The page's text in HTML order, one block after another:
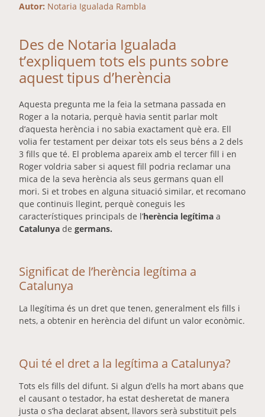
Autor: Notaria Igualada Rambla
Des de Notaria Igualada
t’expliquem tots els punts sobre
aquest tipus d’herència
Aquesta pregunta me la feia la setmana passada en
Roger a la notaria, perquè havia sentit parlar molt
d’aquesta herència i no sabia exactament què era. Ell
volia fer testament per deixar tots els seus béns a 2 dels
3 fills que té. El problema apareix amb el tercer fill i en
Roger voldria saber si aquest fill podria reclamar una
mica de la seva herència als seus germans quan ell
mori. Si et trobes en alguna situació similar, et recomano
que continuïs llegint, perquè coneguis les
característiques principals de l’herència legítima a
Catalunya de germans.
Significat de l’herència legítima a
Catalunya
La llegítima és un dret que tenen, generalment els fills i
nets, a obtenir en herència del difunt un valor econòmic.
Qui té el dret a la legítima a Catalunya?
Tots els fills del difunt. Si algun d’ells ha mort abans que
el causant o testador, ha estat desheretat de manera
justa o s’ha declarat absent, llavors serà substituït pels